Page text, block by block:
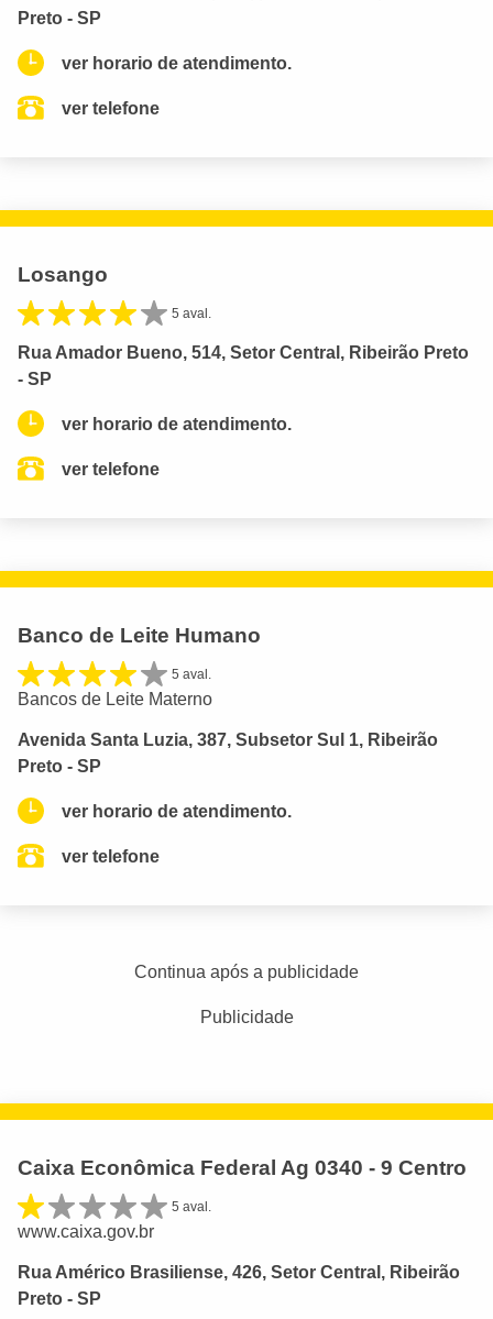
Preto - SP
ver horario de atendimento.
ver telefone
Losango
5 aval.
Rua Amador Bueno, 514, Setor Central, Ribeirão Preto
- SP
ver horario de atendimento.
ver telefone
Banco de Leite Humano
5 aval.
Bancos de Leite Materno
Avenida Santa Luzia, 387, Subsetor Sul 1, Ribeirão
Preto - SP
ver horario de atendimento.
ver telefone
Continua após a publicidade
Publicidade
Caixa Econômica Federal Ag 0340 - 9 Centro
5 aval.
www.caixa.gov.br
Rua Américo Brasiliense, 426, Setor Central, Ribeirão
Preto - SP